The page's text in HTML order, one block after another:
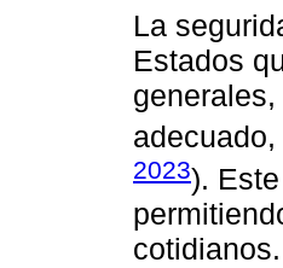
La
Estados
2023).
cotidianos.